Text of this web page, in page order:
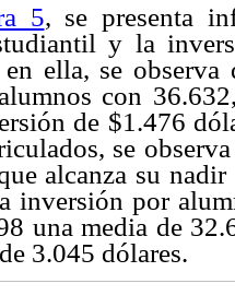
5, se presenta
y la
ella, se
con
de $1.476
se
alcanza su
inversión por
una media de
3.045 dólares.